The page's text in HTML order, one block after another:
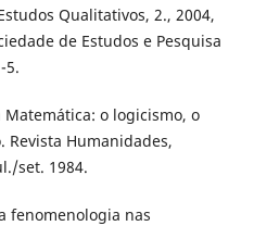
Qualitativos, 2., 2004,
de Estudos e Pesquisa
5.
Matemática: o logicismo, o
Humanidades,
set. 1984.
fenomenologia nas